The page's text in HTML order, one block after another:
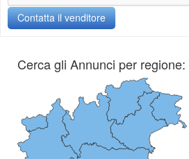
Cerca gli Annunci per regione: